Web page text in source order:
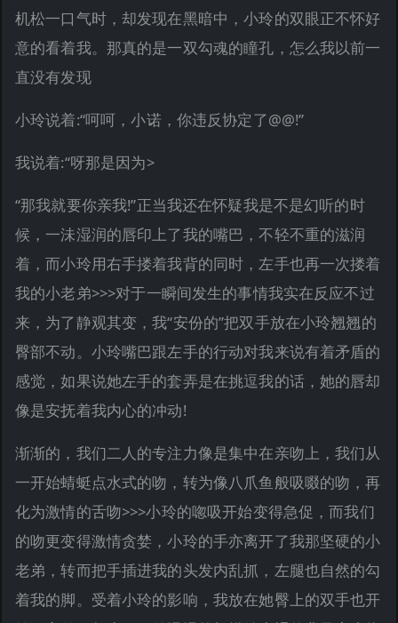
机松一口气时，却发现在黑暗中，小玲的双眼正不怀好
意的看着我。那真的是一双勾魂的瞳孔，怎么我以前一
直没有发现
小玲说着:“呵呵，小诺，你违反协定了@@!”
我说着:“呀那是因为>
“那我就要你亲我!”正当我还在怀疑我是不是幻听的时
候，一沬湿润的唇印上了我的嘴巴，不轻不重的滋润
着，而小玲用右手搂着我背的同时，左手也再一次搂着
我的小老弟>>>对于一瞬间发生的事情我实在反应不过
来，为了静观其变，我“安份的”把双手放在小玲翘翘的
臀部不动。小玲嘴巴跟左手的行动对我来说有着矛盾的
感觉，如果说她左手的套弄是在挑逗我的话，她的唇却
像是安抚着我内心的冲动!
渐渐的，我们二人的专注力像是集中在亲吻上，我们从
一开始蜻蜓点水式的吻，转为像八爪鱼般吸啜的吻，再
化为激情的舌吻>>>小玲的唿吸开始变得急促，而我们
的吻更变得激情贪婪，小玲的手亦离开了我那坚硬的小
老弟，转而把手插进我的头发内乱抓，左腿也自然的勾
着我的脚。受着小玲的影响，我放在她臀上的双手也开